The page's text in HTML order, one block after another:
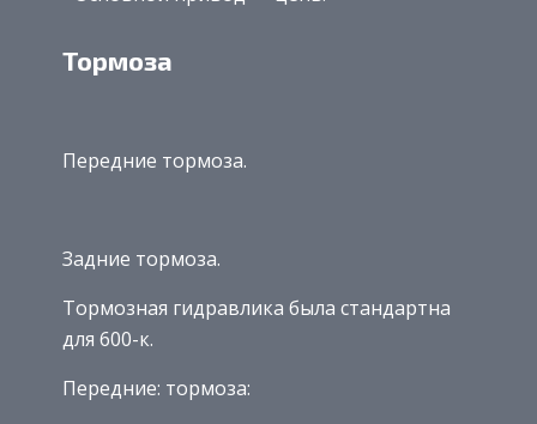
Тормоза
Передние тормоза.
Задние тормоза.
Тормозная гидравлика была стандартна
для 600-к.
Передние: тормоза: